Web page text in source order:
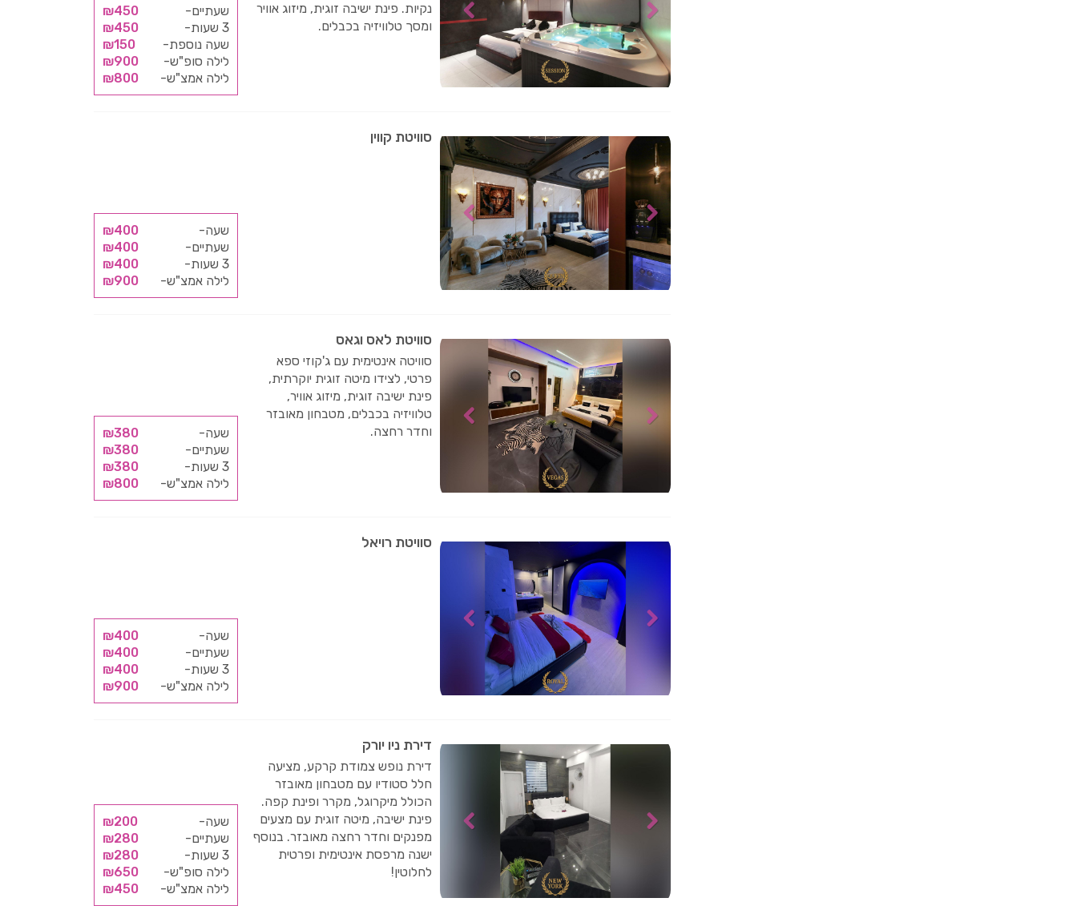
נקיות. פינת ישיבה זוגית, מיזוג אוויר
ומסך טלוויזיה בכבלים.
שעתיים-
₪450
3 שעות-
₪450
שעה נוספת-
₪150
לילה סופ"ש-
₪900
לילה אמצ"ש-
₪800
סוויטת קווין
שעה-
₪400
שעתיים-
₪400
3 שעות-
₪400
לילה אמצ"ש-
₪900
סוויטת לאס וגאס
סוויטה אינטימית עם ג'קוזי ספא
פרטי, לצידו מיטה זוגית יוקרתית,
פינת ישיבה זוגית, מיזוג אוויר,
טלוויזיה בכבלים, מטבחון מאובזר
וחדר רחצה.
שעה-
₪380
שעתיים-
₪380
3 שעות-
₪380
לילה אמצ"ש-
₪800
סוויטת רויאל
שעה-
₪400
שעתיים-
₪400
3 שעות-
₪400
לילה אמצ"ש-
₪900
דירת ניו יורק
דירת נופש צמודת קרקע, מציעה
חלל סטודיו עם מטבחון מאובזר
הכולל מיקרוגל, מקרר ופינת קפה.
פינת ישיבה, מיטה זוגית עם מצעים
מפנקים וחדר רחצה מאובזר. בנוסף
ישנה מרפסת אינטימית ופרטית
לחלוטין!
שעה-
₪200
שעתיים-
₪280
3 שעות-
₪280
לילה סופ"ש-
₪650
לילה אמצ"ש-
₪450